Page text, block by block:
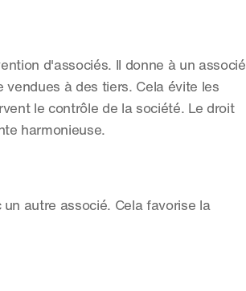
d'associés. Il donne à un associé
vendues à des tiers. Cela évite les
le contrôle de la société. Le droit
harmonieuse.
autre associé. Cela favorise la